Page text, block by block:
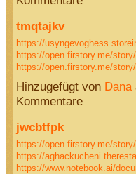
tmqtajkv
https://
https://open.firstory.me/
https://open.firstory.me/
Hinzugefügt von Dana
Kommentare
jwcbtfpk
https://open.firstory.me/
https://
https://www.notebook.ai/